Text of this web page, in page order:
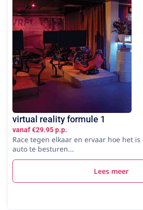
virtual reality formule 1
vanaf €29.95 p.p.
Race tegen elkaar en ervaar hoe het
auto te besturen...
Lees meer